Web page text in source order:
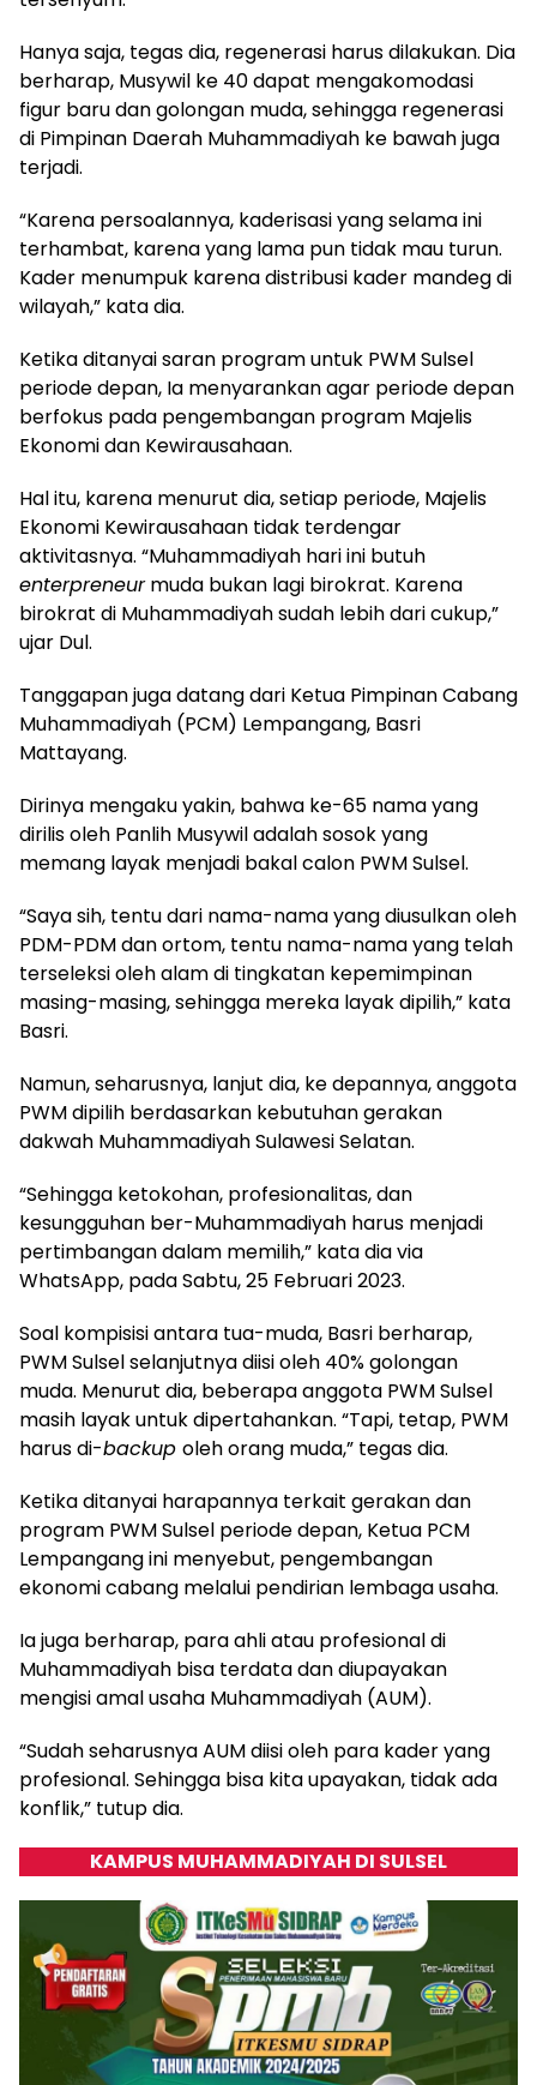
Hanya saja, tegas dia, regenerasi harus dilakukan. Dia
berharap, Musywil ke 40 dapat mengakomodasi
figur baru dan golongan muda, sehingga regenerasi
di Pimpinan Daerah Muhammadiyah ke bawah juga
terjadi.
“Karena persoalannya, kaderisasi yang selama ini
terhambat, karena yang lama pun tidak mau turun.
Kader menumpuk karena distribusi kader mandeg di
wilayah,” kata dia.
Ketika ditanyai saran program untuk PWM Sulsel
periode depan, Ia menyarankan agar periode depan
berfokus pada pengembangan program Majelis
Ekonomi dan Kewirausahaan.
Hal itu, karena menurut dia, setiap periode, Majelis
Ekonomi Kewirausahaan tidak terdengar
aktivitasnya. “Muhammadiyah hari ini butuh
enterpreneurmuda bukan lagi birokrat. Karena
birokrat di Muhammadiyah sudah lebih dari cukup,”
ujar Dul.
Tanggapan juga datang dari Ketua Pimpinan Cabang
Muhammadiyah (PCM) Lempangang, Basri
Mattayang.
Dirinya mengaku yakin, bahwa ke-65 nama yang
dirilis oleh Panlih Musywil adalah sosok yang
memang layak menjadi bakal calon PWM Sulsel.
“Saya sih, tentu dari nama-nama yang diusulkan oleh
PDM-PDM dan ortom, tentu nama-nama yang telah
terseleksi oleh alam di tingkatan kepemimpinan
masing-masing, sehingga mereka layak dipilih,” kata
Basri.
Namun, seharusnya, lanjut dia, ke depannya, anggota
PWM dipilih berdasarkan kebutuhan gerakan
dakwah Muhammadiyah Sulawesi Selatan.
“Sehingga ketokohan, profesionalitas, dan
kesungguhan ber-Muhammadiyah harus menjadi
pertimbangan dalam memilih,” kata dia via
WhatsApp, pada Sabtu, 25 Februari 2023.
Soal kompisisi antara tua-muda, Basri berharap,
PWM Sulsel selanjutnya diisi oleh 40% golongan
muda. Menurut dia, beberapa anggota PWM Sulsel
masih layak untuk dipertahankan. “Tapi, tetap, PWM
harus di-backup oleh orang muda,” tegas dia.
Ketika ditanyai harapannya terkait gerakan dan
program PWM Sulsel periode depan, Ketua PCM
Lempangang ini menyebut, pengembangan
ekonomi cabang melalui pendirian lembaga usaha.
Ia juga berharap, para ahli atau profesional di
Muhammadiyah bisa terdata dan diupayakan
mengisi amal usaha Muhammadiyah (AUM).
“Sudah seharusnya AUM diisi oleh para kader yang
profesional. Sehingga bisa kita upayakan, tidak ada
konflik,” tutup dia.
KAMPUS MUHAMMADIYAH DI SULSEL